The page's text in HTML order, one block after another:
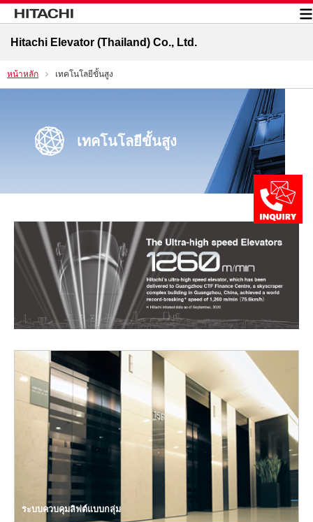
Hitachi Elevator (Thailand) Co., Ltd.
หน้าหลัก เทคโนโลยีขั้นสูง
เทคโนโลยีขั้นสูง
ระบบควบคุมลิฟต์แบบกลุ่ม